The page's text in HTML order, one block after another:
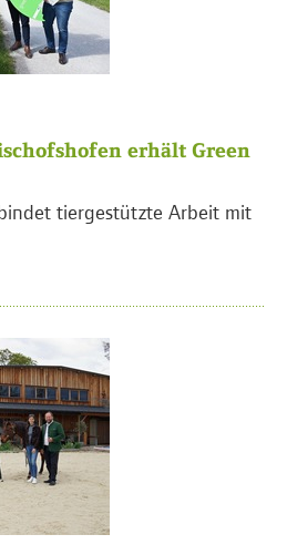
erhält Green
tiergestützte Arbeit mit